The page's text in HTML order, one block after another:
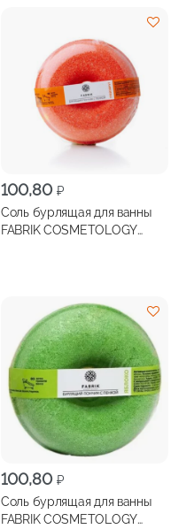
100,80 ₽
Соль бурлящая для ванны
FABRIK COSMETOLOGY
100,80 ₽
Соль бурлящая для ванны
FABRIK COSMETOLOGY